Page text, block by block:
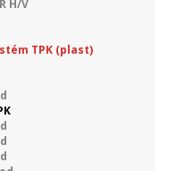
H/V
TPK (plast)